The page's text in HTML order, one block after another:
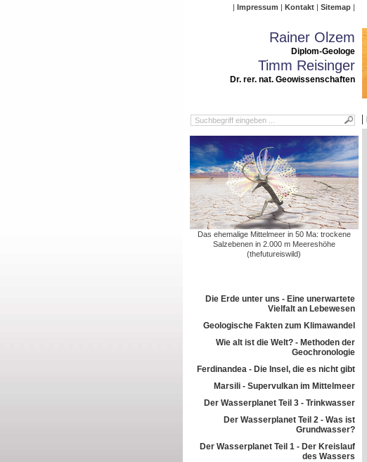
Impressum Kontakt Sitemap
Rainer Olzem
Diplom-Geologe
Timm Reisinger
Dr. rer. nat. Geowissenschaften
Das ehemalige Mittelmeer in 50 Ma: trockene
Salzebenen in 2.000 m Meereshöhe
(thefutureiswild)
Die Erde unter uns - Eine unerwartete
Vielfalt an Lebewesen
Geologische Fakten zum Klimawandel
Wie alt ist die Welt? - Methoden der
Geochronologie
Ferdinandea - Die Insel, die es nicht gibt
Marsili - Supervulkan im Mittelmeer
Der Wasserplanet Teil 3 - Trinkwasser
Der Wasserplanet Teil 2 - Was ist
Grundwasser?
Der Wasserplanet Teil 1 - Der Kreislauf
des Wassers